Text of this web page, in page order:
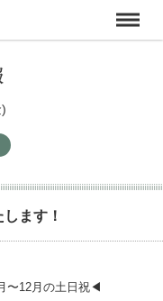
ます！
〜12月の土日祝◀